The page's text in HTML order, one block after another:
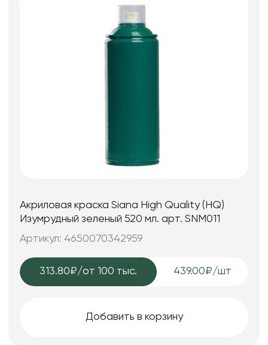
Акриловая краска Siana High Quality (HQ)
Изумрудный зеленый 520 мл. арт. SNM011
Артикул: 4650070342959
313.80₽/от 100 тыс. 439.00₽/шт
Добавить в корзину